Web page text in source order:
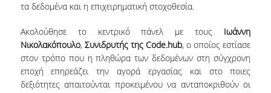
TESTIMONIALS ΠΡΑΚΤΙΚΗΣ ΑΣΚΗΣΗΣ
ΔΙΔΑΣΚΑΛΙΑ ΚΑΙ ΕΞΕΤΑΣΕΙΣ
ΔΙΑΧΕΙΡΙΣΗ ΠΑΡΑΠΟΝΩΝ ΦΟΙΤΗΤΩΝ
TUTORS ΦΟΙΤΗΤΩΝ
τα δεδομένα και η επιχειρηματική στοχοθεσία.
Ακολούθησε το κεντρικό πάνελ με τους Ιωάννη
Νικολακόπουλο, Συνιδρυτής της Code.hub, ο οποίος εστίασε
στον τρόπο που η πληθώρα των δεδομένων στη σύγχρονη
εποχή επηρεάζει την αγορά εργασίας και στο ποιες
δεξιότητες απαιτούνται προκειμένου να ανταποκριθούν οι